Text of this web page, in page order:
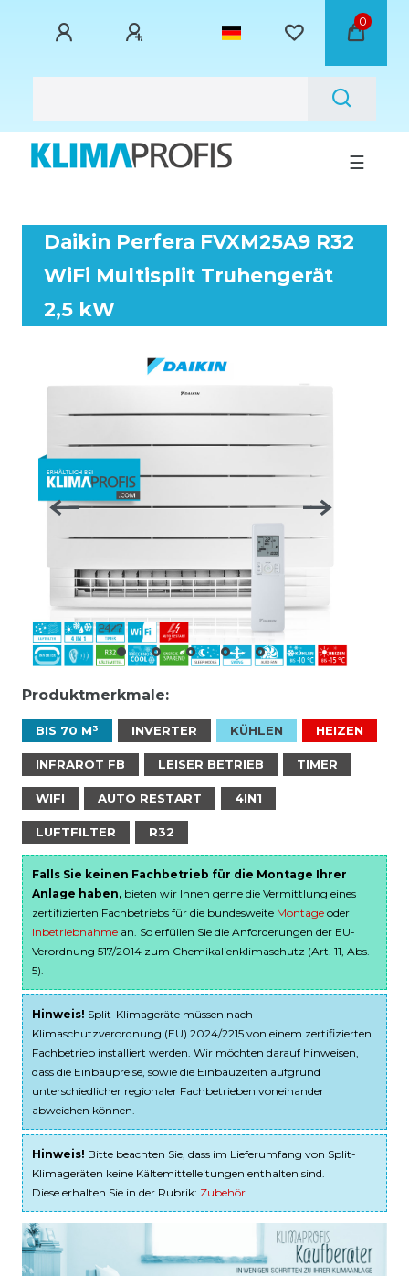
0
☰
Daikin Perfera FVXM25A9 R32
WiFi Multisplit Truhengerät
2,5 kW
Produktmerkmale:
BIS 70 M³ INVERTER KÜHLEN HEIZEN
INFRAROT FB LEISER BETRIEB TIMER
WIFI AUTO RESTART 4IN1
LUFTFILTER R32
Falls Sie keinen Fachbetrieb für die Montage Ihrer
Anlage haben, bieten wir Ihnen gerne die Vermittlung eines
zertifizierten Fachbetriebs für die bundesweite Montage oder
Inbetriebnahme an. So erfüllen Sie die Anforderungen der EU-
Verordnung 517/2014 zum Chemikalienklimaschutz (Art. 11, Abs.
5).
Hinweis! Split-Klimageräte müssen nach
Klimaschutzverordnung (EU) 2024/2215 von einem zertifizierten
Fachbetrieb installiert werden. Wir möchten darauf hinweisen,
dass die Einbaupreise, sowie die Einbauzeiten aufgrund
unterschiedlicher regionaler Fachbetrieben voneinander
abweichen können.
Hinweis! Bitte beachten Sie, dass im Lieferumfang von Split-
Klimageräten keine Kältemittelleitungen enthalten sind.
Diese erhalten Sie in der Rubrik: Zubehör